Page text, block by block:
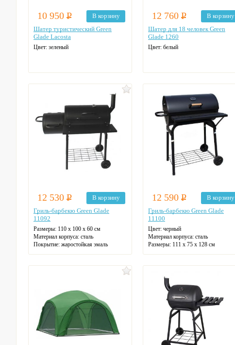
10 950 Р
В корзину
Шатер туристический Green
Glade Lacosta
Цвет: зеленый
12 760 Р
В корзину
Шатер для 18 человек Green
Glade 1260
Цвет: белый
12 530 Р
В корзину
Гриль-барбекю Green Glade
11092
Размеры: 110 x 100 x 60 см
Материал корпуса: сталь
Покрытие: жаростойкая эмаль
12 590 Р
В корзину
Гриль-барбекю Green Glade
11100
Цвет: черный
Материал корпуса: сталь
Размеры: 111 x 75 x 128 см